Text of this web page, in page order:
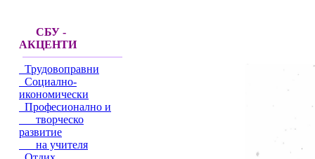
СБУ -
АКЦЕНТИ
Трудовоправни
Социално-
икономически
Професионално и
творческо
развитие
на учителя